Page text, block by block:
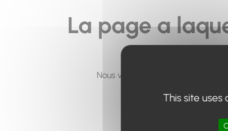
La page a
Nous vous invitons à utiliser le
This site